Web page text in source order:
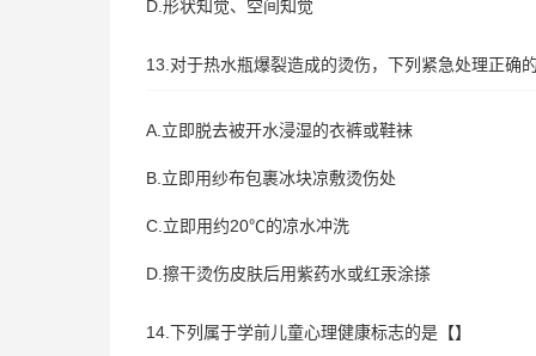
D.形状知觉、空间知觉
13.对于热水瓶爆裂造成的烫伤，下列紧急处理正确的
A.立即脱去被开水浸湿的衣裤或鞋袜
B.立即用纱布包裹冰块凉敷烫伤处
C.立即用约20℃的凉水冲洗
D.擦干烫伤皮肤后用紫药水或红汞涂搽
14.下列属于学前儿童心理健康标志的是【】